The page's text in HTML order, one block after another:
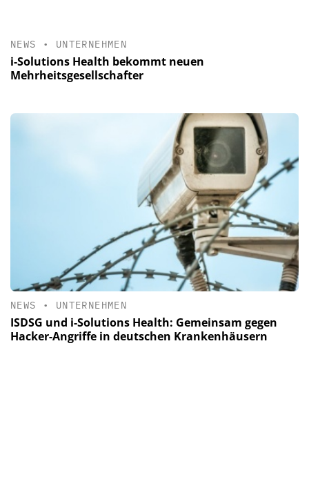
NEWS • UNTERNEHMEN
i-Solutions Health bekommt neuen
Mehrheitsgesellschafter
NEWS • UNTERNEHMEN
ISDSG und i-Solutions Health: Gemeinsam gegen
Hacker-Angriffe in deutschen Krankenhäusern